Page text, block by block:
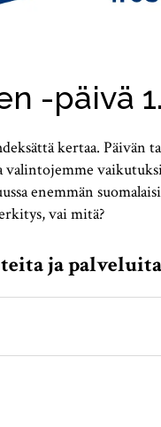
-päivä
kertaa.
enemmän
vai mitä?
ja